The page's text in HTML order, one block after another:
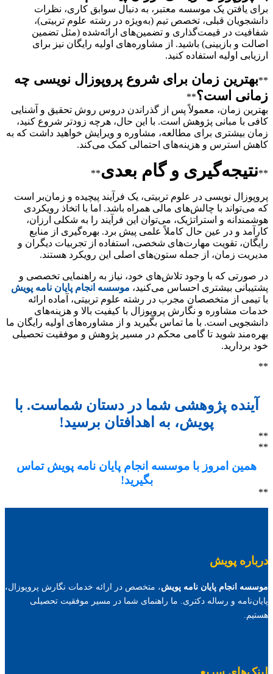
برای یافتن یک موسسه معتبر، به دنبال سوابق کاری، نظرات
دانشجویان قبلی، تخصص تیم (به‌ویژه در رشته علوم تربیتی)،
شفافیت در قیمت‌گذاری و تضمین‌های ارائه‌شده (مثل تضمین
اصالت و بازبینی) باشید. از مشاوره‌های اولیه رایگان نیز برای
ارزیابی اولیه استفاده کنید.
**بهترین زمان برای شروع پروپوزال نویسی چه
زمانی است؟**
بهترین زمان، معمولاً پس از گذراندن دروس روش تحقیق و آشنایی
کافی با مبانی پژوهش است. با این حال، هرچه زودتر شروع کنید،
زمان بیشتری برای مطالعه، مشاوره و ویرایش خواهید داشت که به
کاهش استرس و هزینه‌های احتمالی کمک می‌کند.
**نتیجه‌گیری و گام بعدی**
پروپوزال نویسی در علوم تربیتی، یک فرآیند پیچیده و زمان‌بر است
که می‌تواند با چالش‌های مالی همراه باشد. اما با اتخاذ رویکردی
هوشمندانه و استراتژیک، می‌توان این فرآیند را به شکلی ارزان،
کارآمد و در عین حال کاملاً علمی پیش برد. بهره‌گیری از منابع
رایگان، تقویت مهارت‌های شخصی، استفاده از تجربیات دیگران و
مدیریت زمان، از جمله ستون‌های اصلی این رویکرد هستند.
در صورتی که با وجود تلاش‌های خود، نیاز به راهنمایی تخصصی و
پشتیبانی بیشتری احساس می‌کنید، موسسه انجام پایان نامه پویش
با تیمی از متخصصان مجرب در رشته علوم تربیتی، آماده ارائه
خدمات مشاوره و نگارش پروپوزال با کیفیت بالا و هزینه‌های
دانشجویی است. با ما تماس بگیرید و از مشاوره‌های اولیه رایگان ما
بهره‌مند شوید تا گامی محکم در مسیر پژوهش و موفقیت تحصیلی
خود بردارید.
**
آینده پژوهشی شما در دستان شماست. با
پویش، به اهدافتان برسید!
**
**
همین امروز با موسسه انجام پایان نامه پویش تماس
بگیرید!
**
درباره پویش
موسسه انجام پایان نامه پویش، متخصص در ارائه خدمات نگارش پروپوزال،
پایان‌نامه و رساله دکتری. ما راهنمای شما در مسیر موفقیت تحصیلی
هستیم.